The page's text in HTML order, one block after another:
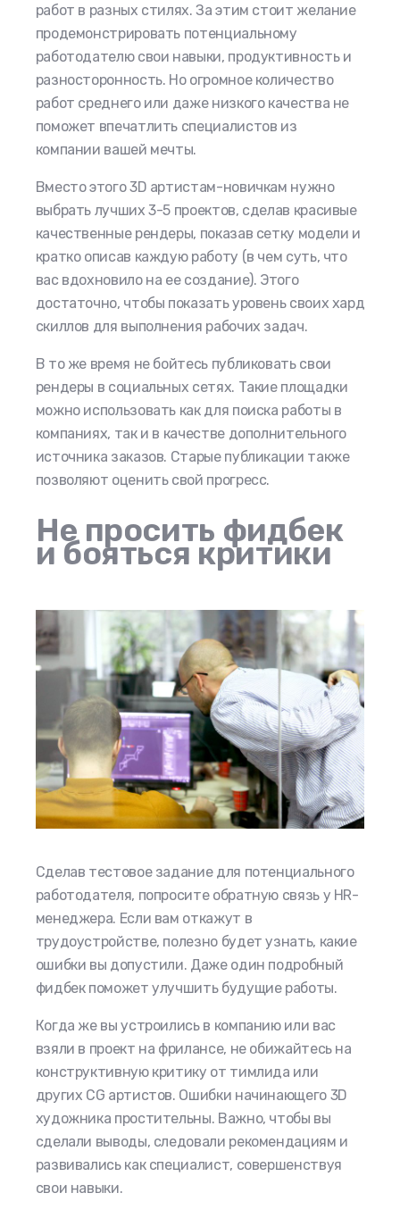
работ в разных стилях. За этим стоит желание
продемонстрировать потенциальному
работодателю свои навыки, продуктивность и
разносторонность. Но огромное количество
работ среднего или даже низкого качества не
поможет впечатлить специалистов из
компании вашей мечты.
Вместо этого 3D артистам-новичкам нужно
выбрать лучших 3-5 проектов, сделав красивые
качественные рендеры, показав сетку модели и
кратко описав каждую работу (в чем суть, что
вас вдохновило на ее создание). Этого
достаточно, чтобы показать уровень своих хард
скиллов для выполнения рабочих задач.
В то же время не бойтесь публиковать свои
рендеры в социальных сетях. Такие площадки
можно использовать как для поиска работы в
компаниях, так и в качестве дополнительного
источника заказов. Старые публикации также
позволяют оценить свой прогресс.
Не просить фидбек
и бояться критики
Сделав тестовое задание для потенциального
работодателя, попросите обратную связь у HR-
менеджера. Если вам откажут в
трудоустройстве, полезно будет узнать, какие
ошибки вы допустили. Даже один подробный
фидбек поможет улучшить будущие работы.
Когда же вы устроились в компанию или вас
взяли в проект на фрилансе, не обижайтесь на
конструктивную критику от тимлида или
других CG артистов. Ошибки начинающего 3D
художника простительны. Важно, чтобы вы
сделали выводы, следовали рекомендациям и
развивались как специалист, совершенствуя
свои навыки.